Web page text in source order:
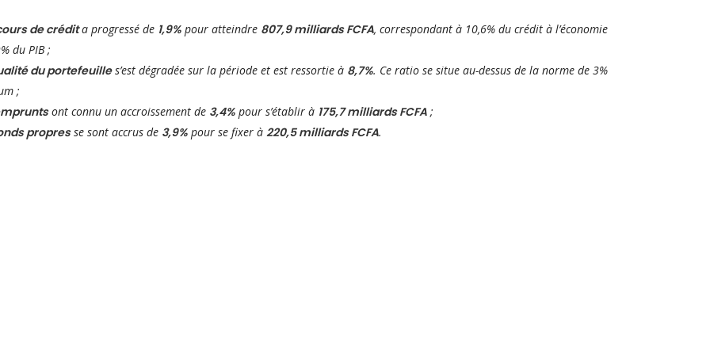
de crédita progressé de 1,9% pour atteindre 807,9milliards FCFA, correspondant à 10,6% du crédit à l’économie
du PIB ;
du portefeuilles’est dégradée sur la période et est ressortie à 8,7%. Ce ratio se situe au-dessus de la norme de 3%
;
ont connu un accroissement de 3,4% pour s’établir à 175,7 milliards FCFA ;
propresse sont accrus de 3,9% pour se fixer à 220,5milliards FCFA.